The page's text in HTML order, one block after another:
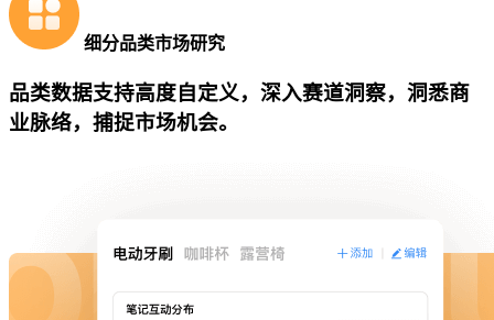
细分品类市场研究
品类数据支持高度自定义，深入赛道洞察，洞悉商
业脉络，捕捉市场机会。